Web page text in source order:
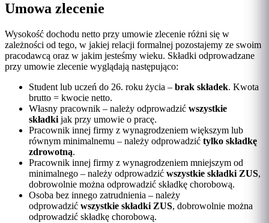
Umowa zlecenie
Wysokość dochodu netto przy umowie zlecenie różni się w
zależności od tego, w jakiej relacji formalnej pozostajemy ze swoim
pracodawcą oraz w jakim jesteśmy wieku. Składki odprowadzane
przy umowie zlecenie wyglądają następująco:
Student lub uczeń do 26. roku życia – brak składek. Kwota
brutto = kwocie netto.
Własny pracownik – należy odprowadzić wszystkie
składki jak przy umowie o pracę.
Pracownik innej firmy z wynagrodzeniem większym lub
równym minimalnemu – należy odprowadzić tylko składkę
zdrowotną.
Pracownik innej firmy z wynagrodzeniem mniejszym od
minimalnego – należy odprowadzić wszystkie składki ZUS,
dobrowolnie można odprowadzić składkę chorobową.
Osoba bez innego zatrudnienia – należy
odprowadzić wszystkie składki ZUS, dobrowolnie można
odprowadzić składkę chorobową.